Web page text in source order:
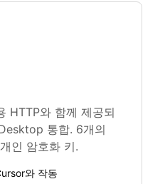
HTTP와 함께 제공되
통합. 6개의
인 암호화 키.
와 작동